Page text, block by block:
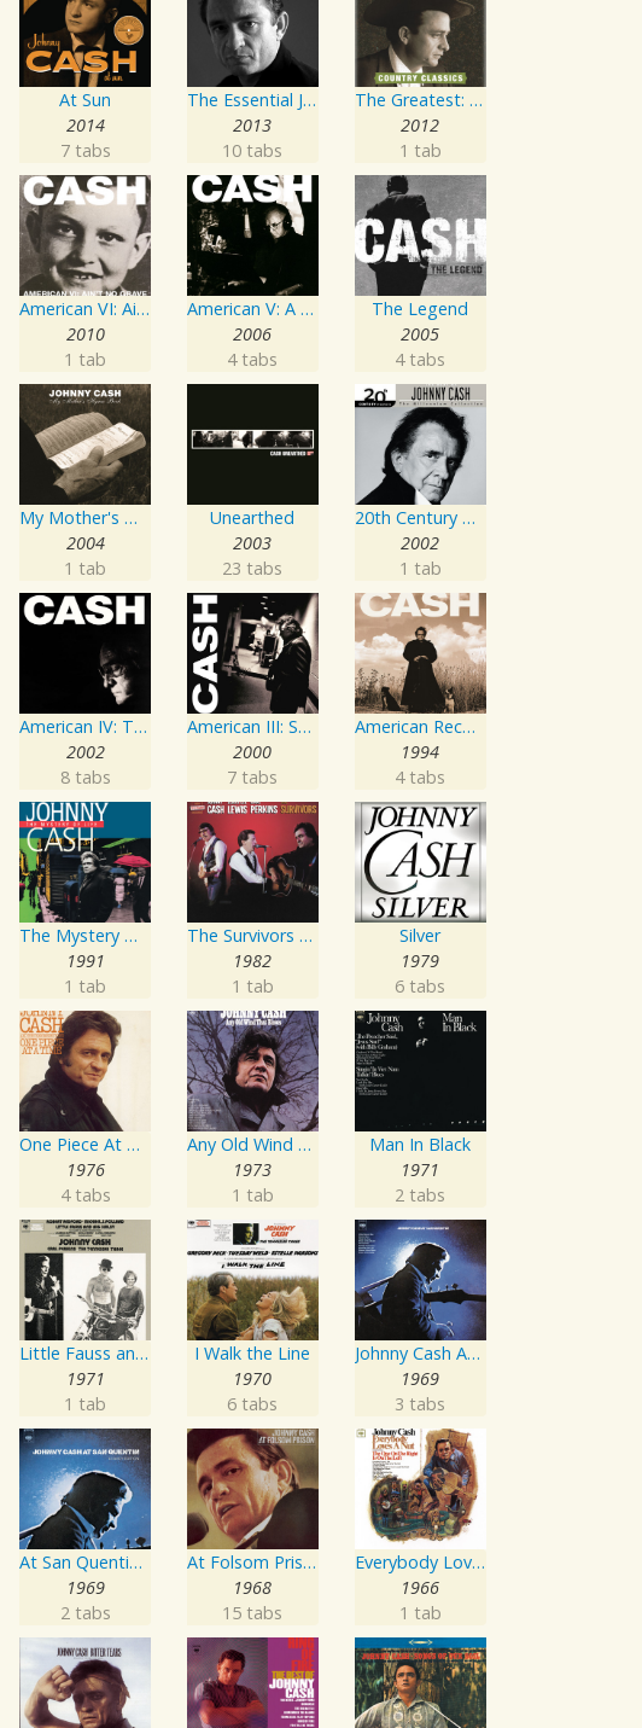
At Sun
2014
7 tabs
The Essential Johnny Cash
2013
10 tabs
The Greatest: Country Songs
2012
1 tab
American VI: Ain't No Grave
2010
1 tab
American V: A Hundred Highways
2006
4 tabs
The Legend
2005
4 tabs
My Mother's Hymn Book
2004
1 tab
Unearthed
2003
23 tabs
20th Century Masters: The Millennium Collection: Best of Johnny Cash
2002
1 tab
American IV: The Man Comes Around
2002
8 tabs
American III: Solitary Man
2000
7 tabs
American Recordings
1994
4 tabs
The Mystery Of Life
1991
1 tab
The Survivors Live
1982
1 tab
Silver
1979
6 tabs
One Piece At A Time
1976
4 tabs
Any Old Wind That Blows
1973
1 tab
Man In Black
1971
2 tabs
Little Fauss and Big Halsy
1971
1 tab
I Walk the Line
1970
6 tabs
Johnny Cash At San Quentin
1969
3 tabs
At San Quentin (Legacy Edition)
1969
2 tabs
At Folsom Prison
1968
15 tabs
Everybody Loves A Nut
1966
1 tab